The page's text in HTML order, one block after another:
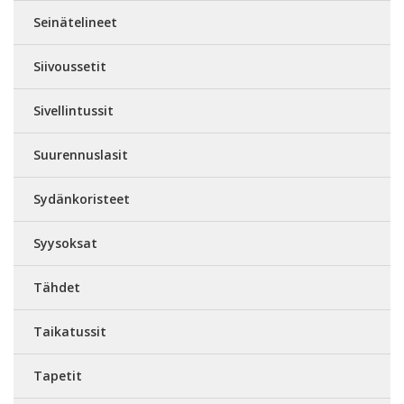
Seinätelineet
Siivoussetit
Sivellintussit
Suurennuslasit
Sydänkoristeet
Syysoksat
Tähdet
Taikatussit
Tapetit